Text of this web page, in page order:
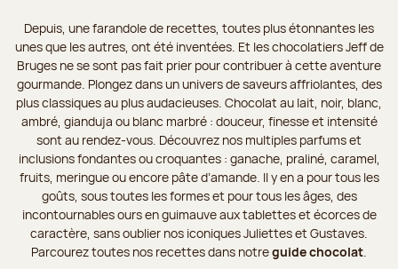
Depuis, une farandole de recettes, toutes plus étonnantes les
unes que les autres, ont été inventées. Et les chocolatiers Jeff de
Bruges ne se sont pas fait prier pour contribuer à cette aventure
gourmande. Plongez dans un univers de saveurs affriolantes, des
plus classiques au plus audacieuses. Chocolat au lait, noir, blanc,
ambré, gianduja ou blanc marbré : douceur, finesse et intensité
sont au rendez-vous. Découvrez nos multiples parfums et
inclusions fondantes ou croquantes : ganache, praliné, caramel,
fruits, meringue ou encore pâte d’amande. Il y en a pour tous les
goûts, sous toutes les formes et pour tous les âges, des
incontournables ours en guimauve aux tablettes et écorces de
caractère, sans oublier nos iconiques Juliettes et Gustaves.
Parcourez toutes nos recettes dans notreguide chocolat